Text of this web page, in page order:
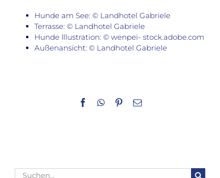
Hunde am See: © Landhotel Gabriele
Terrasse: © Landhotel Gabriele
Hunde Illustration: © wenpei- stock.adobe.com
Außenansicht: © Landhotel Gabriele
Facebook
WhatsApp
Pinterest
E-
Suche